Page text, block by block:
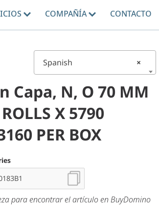
COMPAÑÍA CONTACTO
×
Spanish
Capa, N, O 70 MM
X 5790
PER BOX
para encontrar el artículo en BuyDomino